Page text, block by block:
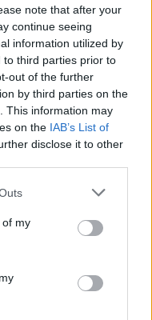
note that after your
continue seeing
information utilized by
to third parties prior to
out of the further
by third parties on the
This information may
on the IAB’s List of
disclose it to other
one or more Google
You may click to
its third-party tags to
in below Google
of my
Newsκαι
και τα
από το
και γιο – Ο
τη
για να
αθώα,